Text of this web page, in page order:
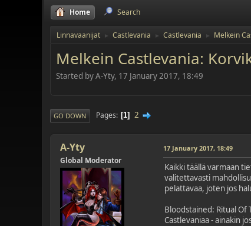
Home Search
Linnavaanijat ► Castlevania ► Castlevania ► Melkein
Melkein Castlevania:
Started by A-Yty, 17 January 2017, 18:49
GO DOWN Pages 1 2
A-Yty
Global Moderator
17 January 2017, 18:49
Kaikki täällä varmaan
valitettavasti
pelattavaa, joten jos
Bloodstained: Ritual Of
Castlevaniaa - ainakin